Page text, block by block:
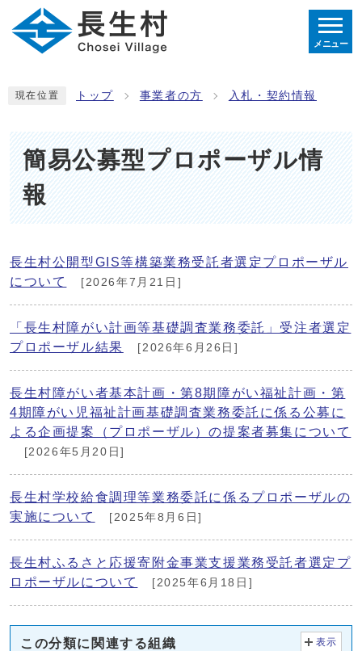
メニュー
現在位置 トップ 事業者の方 入札・契約情報
簡易公募型プロポーザル情
報
長生村公開型GIS等構築業務受託者選定プロポーザル
について
[2026年7月21日]
「長生村障がい計画等基礎調査業務委託」受注者選定
プロポーザル結果
[2026年6月26日]
長生村障がい者基本計画・第8期障がい福祉計画・第
4期障がい児福祉計画基礎調査業務委託に係る公募に
よる企画提案（プロポーザル）の提案者募集について
[2026年5月20日]
長生村学校給食調理等業務委託に係るプロポーザルの
実施について
[2025年8月6日]
長生村ふるさと応援寄附金事業支援業務受託者選定プ
ロポーザルについて
[2025年6月18日]
この分類に関連する組織 表示